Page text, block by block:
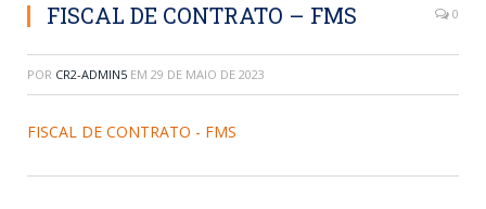
FISCAL DE CONTRATO – FMS 0
POR CR2-ADMIN5 EM 29 DE MAIO DE 2023
FISCAL DE CONTRATO - FMS